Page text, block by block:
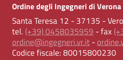
Ordine degli Ingegneri di
Santa Teresa 12 - 37135 -
tel. (+39) 0458035959 - fax
ordine@ingegneri.vr.it-
Codice fiscale:80015800230